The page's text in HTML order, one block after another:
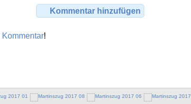
Kommentar hinzufügen
Kommentar!